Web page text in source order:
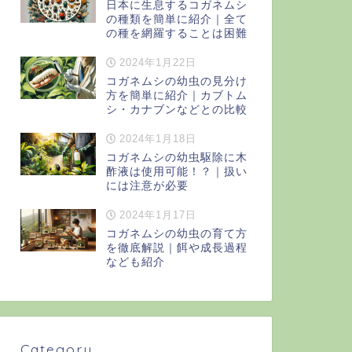
日本に生息するコガネムシ
の種類を簡単に紹介｜全て
の種を網羅することは困難
2024年1月22日
コガネムシの幼虫の見分け
方を簡単に紹介｜カブトム
シ・カナブンなどとの比較
2024年1月18日
コガネムシの幼虫駆除に木
酢液は使用可能！？｜扱い
には注意が必要
2024年1月17日
コガネムシの幼虫の育て方
を徹底解説｜餌や成長過程
なども紹介